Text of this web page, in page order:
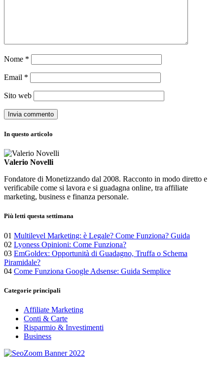
Nome *
Email *
Sito web
In questo articolo
Valerio Novelli
Fondatore di Monetizzando dal 2008. Racconto in modo diretto e
verificabile come si lavora e si guadagna online, tra affiliate
marketing, business e finanza personale.
Più letti questa settimana
01 Multilevel Marketing: è Legale? Come Funziona? Guida
02 Lyoness Opinioni: Come Funziona?
03 EmGoldex: Opportunità di Guadagno, Truffa o Schema
Piramidale?
04 Come Funziona Google Adsense: Guida Semplice
Categorie principali
Affiliate Marketing
Conti & Carte
Risparmio & Investimenti
Business